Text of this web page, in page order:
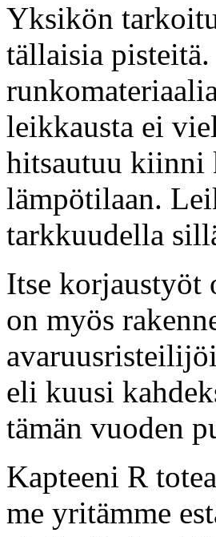
Yksikön
tällaisia
leikkausta ei
hitsautuu kiinni
lämpötilaan.
tarkkuudella
Itse korjaustyöt
on myös
eli kuusi
tämän vuoden
Kapteeni R
me yritämme